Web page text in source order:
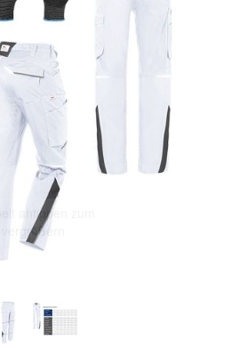
antippen zum
vergrößern